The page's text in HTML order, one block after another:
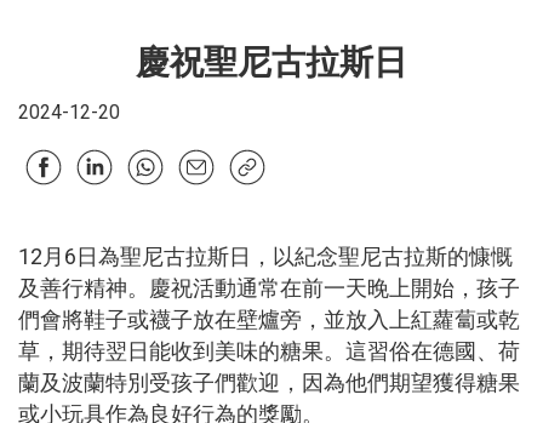
慶祝聖尼古拉斯日
2024-12-20
12月6日為聖尼古拉斯日，以紀念聖尼古拉斯的慷慨
及善行精神。慶祝活動通常在前一天晚上開始，孩子
們會將鞋子或襪子放在壁爐旁，並放入上紅蘿蔔或乾
草，期待翌日能收到美味的糖果。這習俗在德國、荷
蘭及波蘭特別受孩子們歡迎，因為他們期望獲得糖果
或小玩具作為良好行為的獎勵。